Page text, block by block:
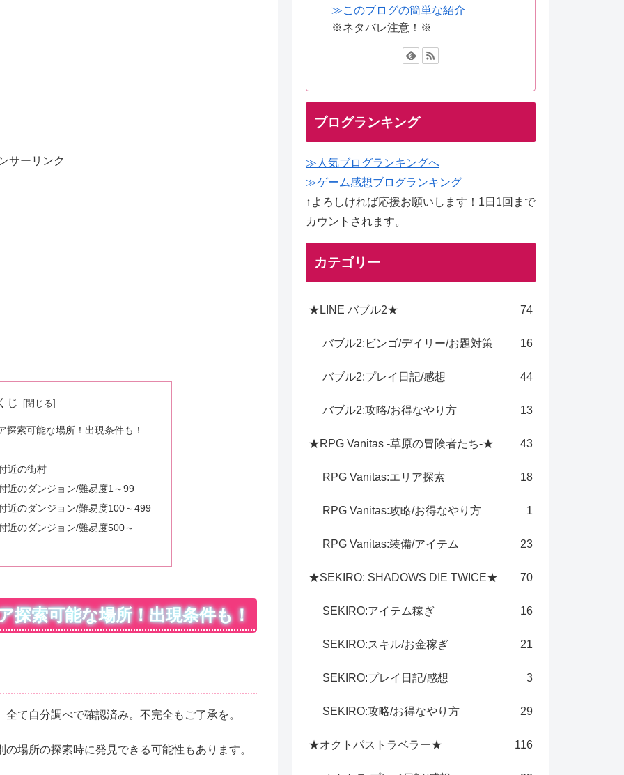
サーリンク
じ
探索可能な場所！出現条件も！
近の街村
近のダンジョン/難易度1～99
近のダンジョン/難易度100～499
近のダンジョン/難易度500～
探索可能な場所！出現条件も！
て自分調べで確認済み。不完全もご了承を。
場所の探索時に発見できる可能性もあります。
≫このブログの簡単な紹介
※ネタバレ注意！※
ブログランキング
≫人気ブログランキングへ
≫ゲーム感想ブログランキング
↑よろしければ応援お願いします！1日1回まで
カウントされます。
カテゴリー
★LINE バブル2★ 74
バブル2:ビンゴ/デイリー/お題対策 16
バブル2:プレイ日記/感想 44
バブル2:攻略/お得なやり方 13
★RPG Vanitas -草原の冒険者たち-★ 43
RPG Vanitas:エリア探索 18
RPG Vanitas:攻略/お得なやり方 1
RPG Vanitas:装備/アイテム 23
★SEKIRO: SHADOWS DIE TWICE★ 70
SEKIRO:アイテム稼ぎ 16
SEKIRO:スキル/お金稼ぎ 21
SEKIRO:プレイ日記/感想 3
SEKIRO:攻略/お得なやり方 29
★オクトパストラベラー★ 116